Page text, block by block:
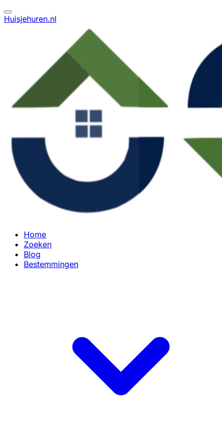
Huisjehuren.nl
Home
Zoeken
Blog
Bestemmingen